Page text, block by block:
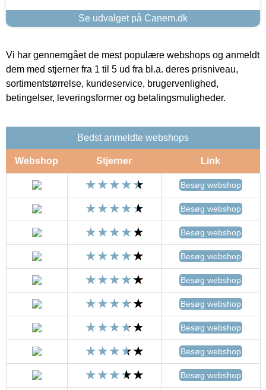
Se udvalget på Canem.dk
Vi har gennemgået de mest populære webshops og anmeldt
dem med stjerner fra 1 til 5 ud fra bl.a. deres prisniveau,
sortimentstørrelse, kundeservice, brugervenlighed,
betingelser, leveringsformer og betalingsmuligheder.
Bedst anmeldte webshops
Webshop Stjerner Link
Besøg webshop
Besøg webshop
Besøg webshop
Besøg webshop
Besøg webshop
Besøg webshop
Besøg webshop
Besøg webshop
Besøg webshop